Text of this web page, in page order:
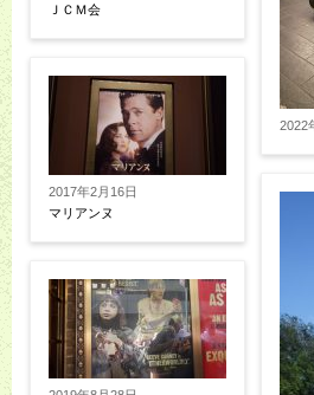
ＪＣＭ会
2017年2月16日
マリアンヌ
2022